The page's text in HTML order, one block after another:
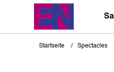
Startseite Spectacles